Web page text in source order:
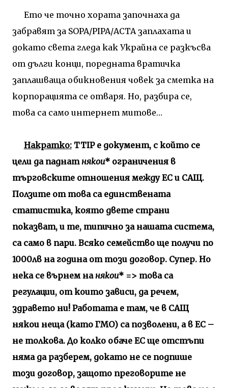
Ето че точно хората започнаха да
забравят за SOPA/PIPA/ACTA заплахата и
докато света гледа как Украйна се разкъсва
от дълги конци, поредната вратичка
заплашваща обикновения човек за сметка на
корпорацията се отваря. Но, разбира се,
това са само интернет митове…
Накратко: TTIP е документ, с който се
цели да паднатнякои* ограничения в
търговските отношения между ЕС и САЩ.
Ползите от това са единствената
статистика, която двете страни
показват, и те, типично занашата система,
са само в пари. Всяко семейство ще получи по
1000лв на година от този договор. Супер. Но
нека се върнем нанякои* => това са
регулации, от които зависи, да речем,
здравето ни! Работата е там, че в САЩ
някои неща (като ГМО) са позволени, а в ЕС –
не толкова. До колко обаче ЕС ще отстъпи
няма да разберем, докато не се подпише
този договор, защото преговорите не